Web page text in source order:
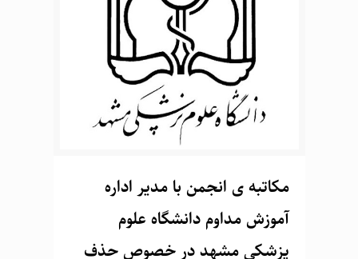
مکاتبه ی انجمن با مدیر اداره
آموزش مداوم دانشگاه علوم
پزشکی مشهد در خصوص حذف